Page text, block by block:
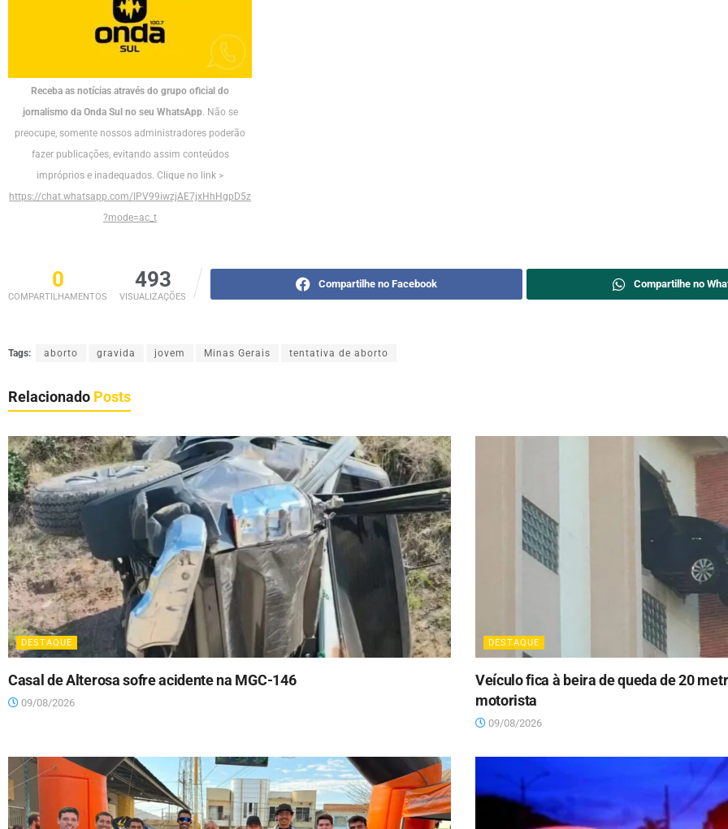
Receba as notícias através do grupo oficial do
jornalismo da Onda Sul no seu WhatsApp. Não se
preocupe, somente nossos administradores poderão
fazer publicações, evitando assim conteúdos
impróprios e inadequados. Clique no link >
https://chat.whatsapp.com/IPV99iwzjAE7jxHhHgpD5z
?mode=ac_t
0
COMPARTILHAMENTOS
493
VISUALIZAÇÕES
Compartilhe no Facebook Compartilhe no
Tags: aborto gravida jovem Minas Gerais tentativa de aborto
Relacionado Posts
DESTAQUE
Casal de Alterosa sofre acidente na MGC-146
09/08/2026
DESTAQUE
Veículo fica à beira de queda de 20
motorista
09/08/2026